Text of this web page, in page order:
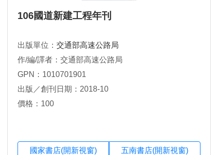
106國道新建工程年刊
出版單位： 交通部高速公路局
作/編/譯者：交通部高速公路局
GPN：1010701901
出版／創刊日期：2018-10
價格：100
國家書店(開新視窗) 五南書店(開新視窗)